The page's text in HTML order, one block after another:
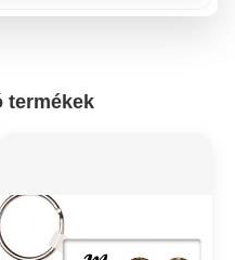
termékek